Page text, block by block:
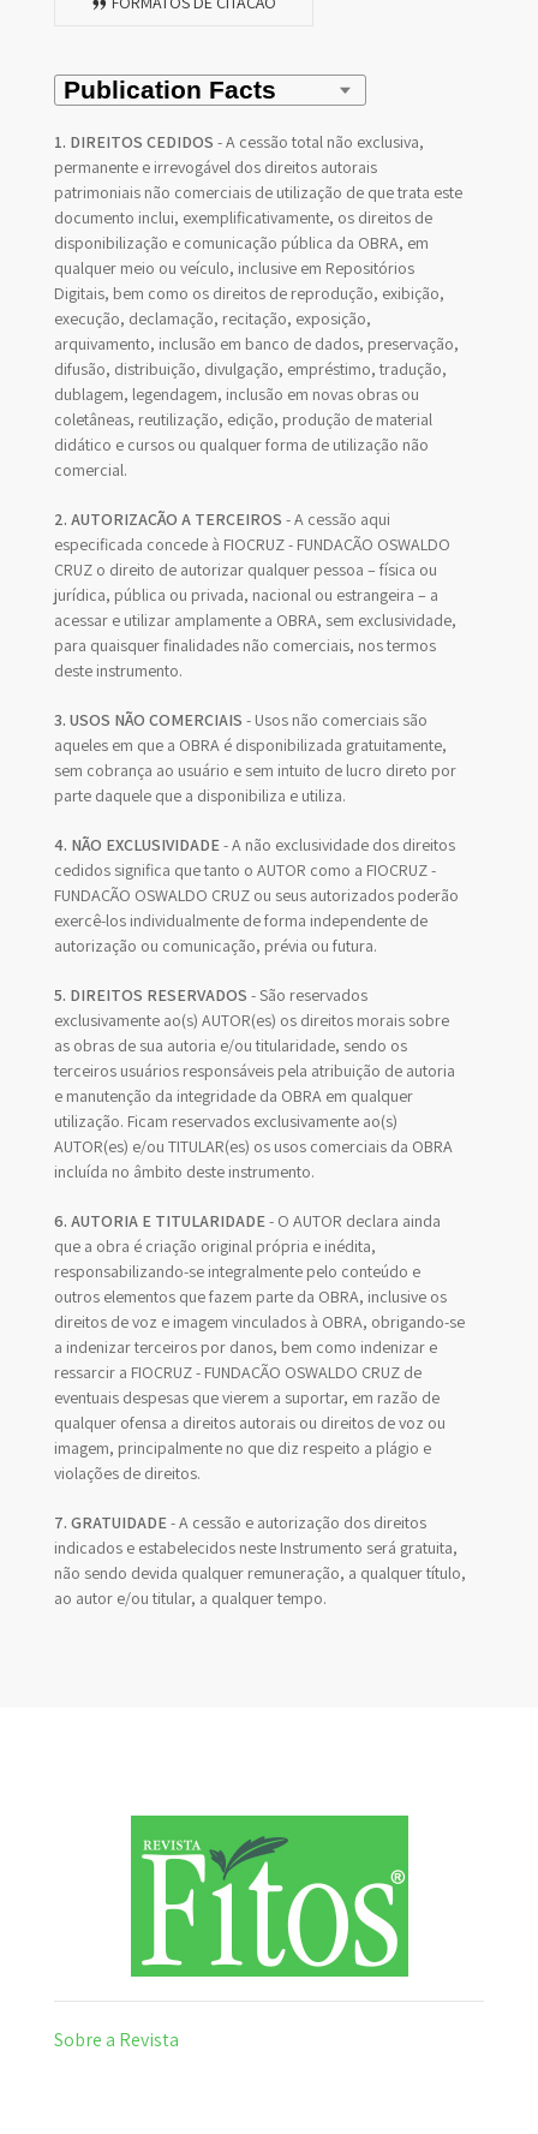
1. DIREITOS CEDIDOS - A cessão total não exclusiva,
permanente e irrevogável dos direitos autorais
patrimoniais não comerciais de utilização de que trata este
documento inclui, exemplificativamente, os direitos de
disponibilização e comunicação pública da OBRA, em
qualquer meio ou veículo, inclusive em Repositórios
Digitais, bem como os direitos de reprodução, exibição,
execução, declamação, recitação, exposição,
arquivamento, inclusão em banco de dados, preservação,
difusão, distribuição, divulgação, empréstimo, tradução,
dublagem, legendagem, inclusão em novas obras ou
coletâneas, reutilização, edição, produção de material
didático e cursos ou qualquer forma de utilização não
comercial.
2. AUTORIZAÇÃO A TERCEIROS - A cessão aqui
especificada concede à FIOCRUZ - FUNDAÇÃO OSWALDO
CRUZ o direito de autorizar qualquer pessoa – física ou
jurídica, pública ou privada, nacional ou estrangeira – a
acessar e utilizar amplamente a OBRA, sem exclusividade,
para quaisquer finalidades não comerciais, nos termos
deste instrumento.
3. USOS NÃO COMERCIAIS - Usos não comerciais são
aqueles em que a OBRA é disponibilizada gratuitamente,
sem cobrança ao usuário e sem intuito de lucro direto por
parte daquele que a disponibiliza e utiliza.
4. NÃO EXCLUSIVIDADE- A não exclusividade dos direitos
cedidos significa que tanto o AUTOR como a FIOCRUZ -
FUNDAÇÃO OSWALDO CRUZ ou seus autorizados poderão
exercê-los individualmente de forma independente de
autorização ou comunicação, prévia ou futura.
5. DIREITOS RESERVADOS - São reservados
exclusivamente ao(s) AUTOR(es) os direitos morais sobre
as obras de sua autoria e/ou titularidade, sendo os
terceiros usuários responsáveis pela atribuição de autoria
e manutenção da integridade da OBRA em qualquer
utilização. Ficam reservados exclusivamente ao(s)
AUTOR(es) e/ou TITULAR(es) os usos comerciais da OBRA
incluída no âmbito deste instrumento.
6. AUTORIA E TITULARIDADE- O AUTOR declara ainda
que a obra é criação original própria e inédita,
responsabilizando-se integralmente pelo conteúdo e
outros elementos que fazem parte da OBRA, inclusive os
direitos de voz e imagem vinculados à OBRA, obrigando-se
a indenizar terceiros por danos, bem como indenizar e
ressarcir a FIOCRUZ - FUNDAÇÃO OSWALDO CRUZ de
eventuais despesas que vierem a suportar, em razão de
qualquer ofensa a direitos autorais ou direitos de voz ou
imagem, principalmente no que diz respeito a plágio e
violações de direitos.
7. GRATUIDADE- A cessão e autorização dos direitos
indicados e estabelecidos neste Instrumento será gratuita,
não sendo devida qualquer remuneração, a qualquer título,
ao autor e/ou titular, a qualquer tempo.
Sobre a Revista